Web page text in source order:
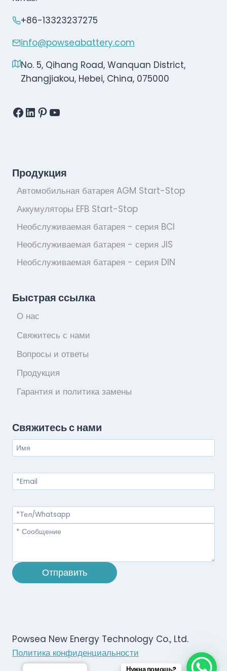
+86-13323237275
info@powseabattery.com
No. 5, Qihang Road, Wanquan District,
Zhangjiakou, Hebei, China, 075000
Facebook
LinkedIn
Pinterest
YouTube
Продукция
Автомобильная батарея AGM Start-Stop
Аккумуляторы EFB Start-Stop
Необслуживаемая батарея - серия BCI
Необслуживаемая батарея - серия JIS
Необслуживаемая батарея - серия DIN
Быстрая ссылка
О нас
Свяжитесь с нами
Вопросы и ответы
Продукция
Гарантия и политика замены
Свяжитесь с нами
Отправить
Powsea New Energy Technology Co., Ltd.
Политика конфиденциальности